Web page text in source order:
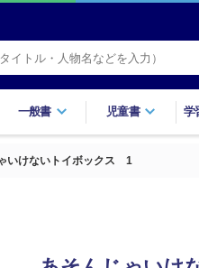
一般書 児童書 学
いけないトイボックス 1